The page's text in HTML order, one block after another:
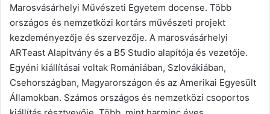
Marosvásárhelyi Művészeti Egyetem docense. Több
országos és nemzetközi kortárs művészeti projekt
kezdeményezője és szervezője. A marosvásárhelyi
ARTeast Alapítvány és a B5 Studio alapítója és vezetője.
Egyéni kiállításai voltak Romániában, Szlovákiában,
Csehországban, Magyarországon és az Amerikai Egyesült
Államokban. Számos országos és nemzetközi csoportos